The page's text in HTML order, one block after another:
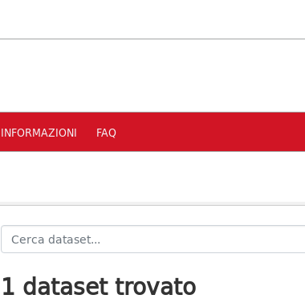
INFORMAZIONI FAQ
1 dataset trovato